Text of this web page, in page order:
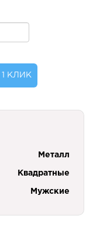
КЛИК
Металл
Квадратные
Мужские